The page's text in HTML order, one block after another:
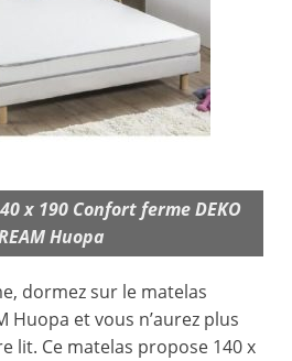
x 190 Confort ferme DEKO
Huopa
dormez sur le matelas
Huopa et vous n’aurez plus
lit. Ce matelas propose 140 x